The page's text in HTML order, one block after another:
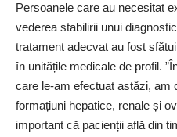
Persoanele care au necesitat
vederea stabilirii unui
tratament adecvat au fost
în unitățile medicale de profil.
care le-am efectuat astăzi, am
formațiuni hepatice, renale și
important că pacienții află din